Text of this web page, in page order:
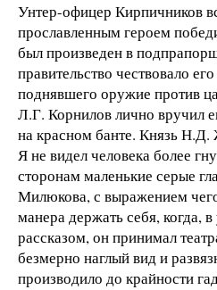
Унтер-офицер Кирпичников
прославленным героем
был произведен в
правительство чествовало
поднявшего оружие против
Л.Г. Корнилов лично вручил
на красном банте. Князь
Я не видел человека более
сторонам маленькие серые
Милюкова, с выражением
манера держать себя, когда,
рассказом, он принимал
безмерно наглый вид и
производило до крайности